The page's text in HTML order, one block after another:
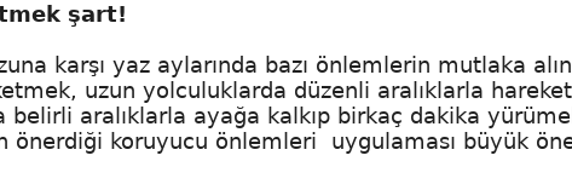
şart!
karşı yaz aylarında bazı önlemlerin mutlaka
uzun yolculuklarda düzenli aralıklarla
aralıklarla ayağa kalkıp birkaç dakika
önerdiği koruyucu önlemleri uygulaması büyük